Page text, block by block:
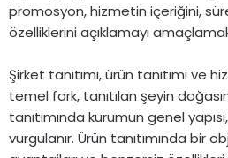
promosyon, hizmetin içeriğini,
özelliklerini açıklamayı
Şirket tanıtımı, ürün tanıtımı ve
temel fark, tanıtılan şeyin
tanıtımında kurumun genel
vurgulanır. Ürün tanıtımında bir